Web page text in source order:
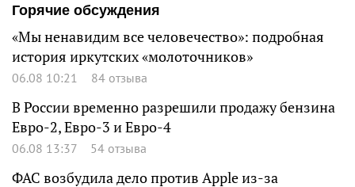
Горячие обсуждения
«Мы ненавидим все человечество»: подробная
история иркутских «молоточников»
06.08 10:21 84 отзыва
В России временно разрешили продажу бензина
Евро-2, Евро-3 и Евро-4
06.08 13:37 54 отзыва
ФАС возбудила дело против Apple из-за